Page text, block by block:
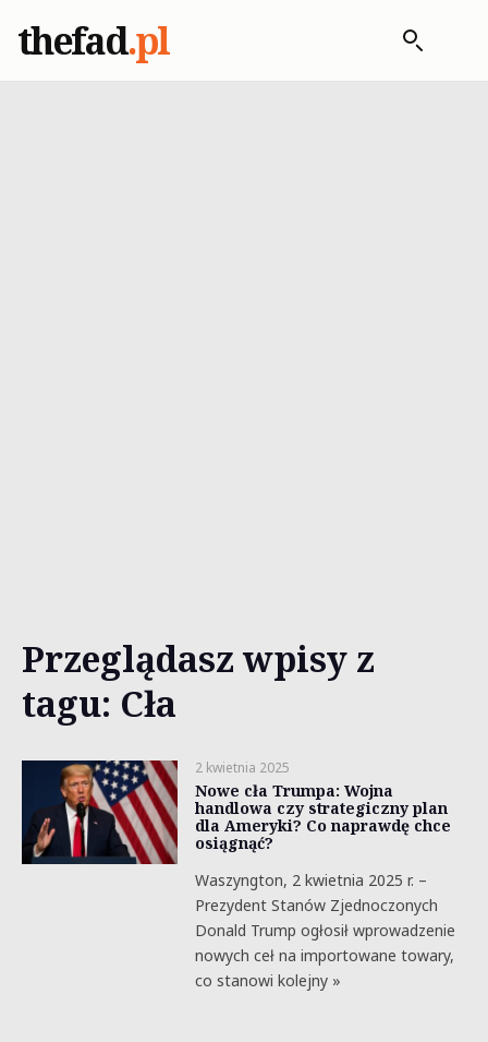
thefad.pl
Przeglądasz wpisy z
tagu: Cła
2 kwietnia 2025
Nowe cła Trumpa: Wojna
handlowa czy strategiczny plan
dla Ameryki? Co naprawdę chce
osiągnąć?
Waszyngton, 2 kwietnia 2025 r. –
Prezydent Stanów Zjednoczonych
Donald Trump ogłosił wprowadzenie
nowych ceł na importowane towary,
co stanowi kolejny »